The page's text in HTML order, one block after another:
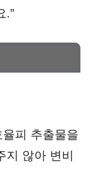
.”
피 추출물을
않아 변비